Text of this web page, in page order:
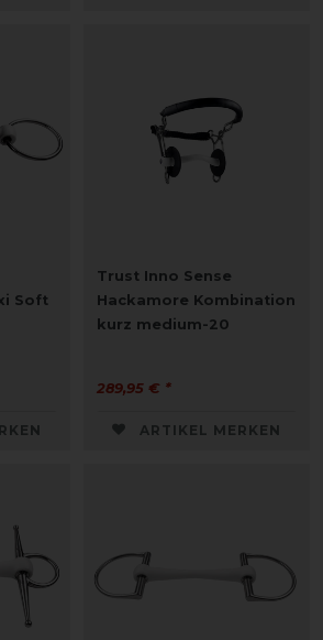
Soft
Trust Inno Sense
Hackamore Kombination
kurz medium-20
289,95 € *
ARTIKEL MERKEN